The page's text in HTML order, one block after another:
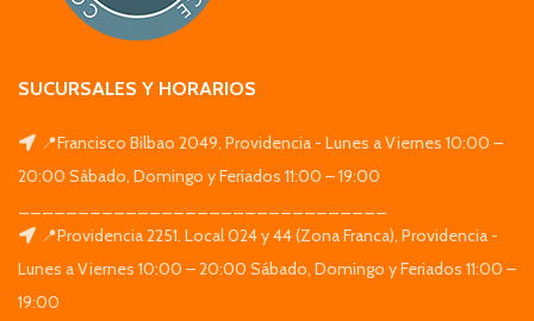
SUCURSALES Y HORARIOS
📍Francisco Bilbao 2049, Providencia - Lunes a Viernes 10:00 –
20:00 Sábado, Domingo y Feriados 11:00 – 19:00
📍Providencia 2251. Local 024 y 44 (Zona Franca), Providencia -
Lunes a Viernes 10:00 – 20:00 Sábado, Domingo y Feriados 11:00 –
19:00